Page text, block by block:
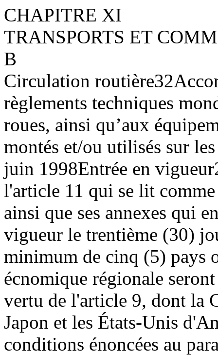
CHAPITRE XI
TRANSPORTS ET
B
Circulation routière32
règlements techniques
roues, ainsi qu’aux
montés et/ou utilisés sur
juin 1998Entrée en vigueur
l'article 11 qui se lit
ainsi que ses annexes qui
vigueur le trentième (30)
minimum de cinq (5) pays
écnomique régionale
vertu de l'article 9, dont la
Japon et les États-Unis
conditions énoncées au